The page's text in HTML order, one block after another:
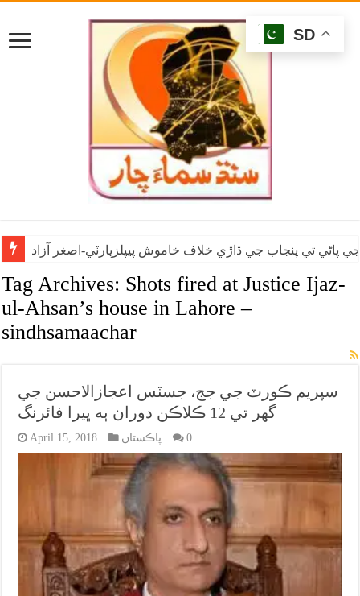
پاڻي تي پنجاب جي ڌاڙي خلاف خاموش پيپلزپارٽي-اصغر آزاد
Tag Archives: Shots fired at Justice Ijaz-
ul-Ahsan’s house in Lahore –
sindhsamaachar
سپريم ڪورٽ جي جج، جسٽس اعجازالاحسن جي
گهر تي 12 ڪلاڪن دوران ٻه ڀيرا فائرنگ
April 15, 2018 پاڪستان 0
SD